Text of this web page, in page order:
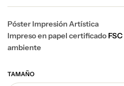
Póster Impresión Artística
Impreso en papel certificado FSC
ambiente
TAMAÑO